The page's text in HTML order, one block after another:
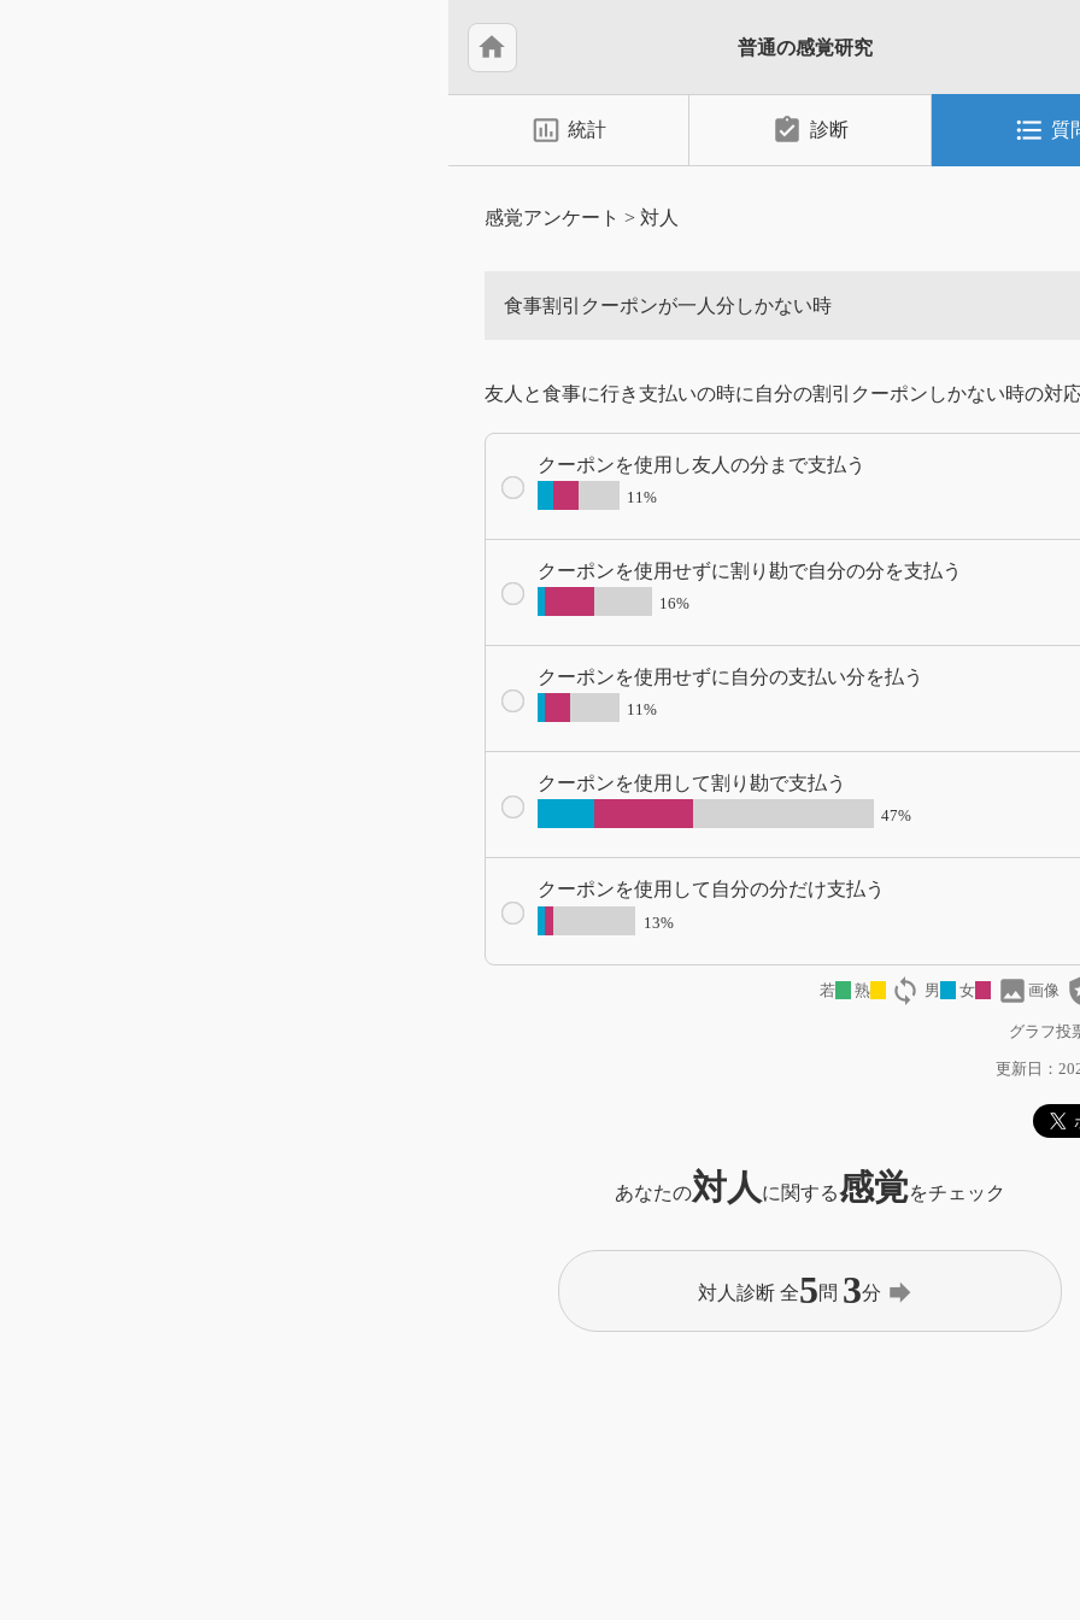
home 普通の感覚研究
insert_chart_outlined 統計 assignment_turned_in 診断 format_list_bulleted 質
感覚アンケート > 対人
食事割引クーポンが一人分しかない時
友人と食事に行き支払いの時に自分の割引クーポンしかない時の対
クーポンを使用し友人の分まで支払う
11%
クーポンを使用せずに割り勘で自分の分を支払う
16%
クーポンを使用せずに自分の支払い分を払う
11%
クーポンを使用して割り勘で支払う
47%
クーポンを使用して自分の分だけ支払う
13%
若 熟 loop 男 女 image画像
グラフ投
更新日：
あなたの対人 に関する感覚をチェック
対人診断 全5問 3分 forward